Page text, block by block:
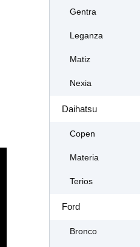
Gentra
Leganza
Matiz
Nexia
Daihatsu
Copen
Materia
Terios
Ford
Bronco